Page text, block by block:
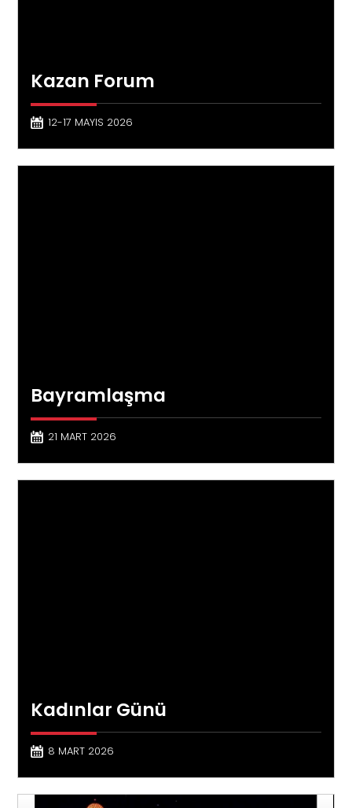
Kazan Forum
12-17 MAYIS 2026
Bayramlaşma
21 MART 2026
Kadınlar Günü
8 MART 2026